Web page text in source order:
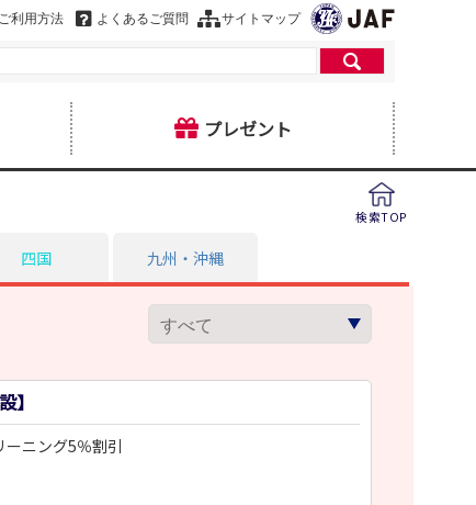
利用方法 よくあるご質問 サイトマップ
プレゼント
検索TOP
四国 九州・沖縄
】
ーニング5％割引